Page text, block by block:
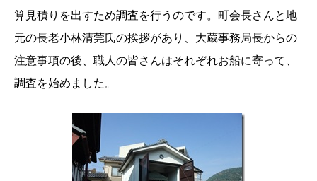
算見積りを出すため調査を行うのです。町会長さんと地
元の長老小林清莞氏の挨拶があり、大蔵事務局長からの
注意事項の後、職人の皆さんはそれぞれお船に寄って、
調査を始めました。